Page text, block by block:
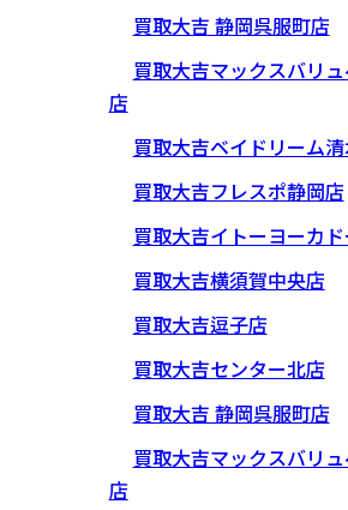
買取大吉 静岡呉服町店
買取大吉マックスバリ
店
買取大吉ベイドリーム
買取大吉フレスポ静岡店
買取大吉イトーヨーカ
買取大吉横須賀中央店
買取大吉逗子店
買取大吉センター北店
買取大吉 静岡呉服町店
買取大吉マックスバリ
店